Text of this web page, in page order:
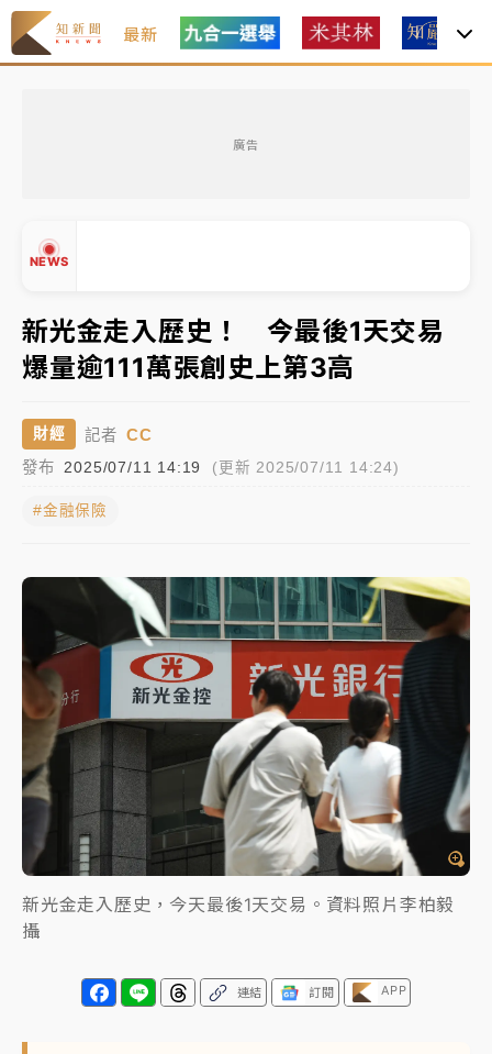
最新
廣告
NEWS
處置制度大變革！ 證交所今起縮短股票「關禁閉」天
才續任就飛美國大學面試 清大校長高為元致歉：機會
到來時引起我的好奇
地午後雷雨
分析｜ 7月營收甫首破單月9000億元下半年續旺指
中租控股7月營收創今年新高 前7月獲利成長6%
獨家｜
和欣客運總裁逝世！少東涉洗錢遭收押 戴手銬
腳鐐提前奔靈堂畫面曝
處置制度大變革！ 證交所今起縮短股票「關禁閉」天
數與撮合時間
才續任就飛美國大學面試 清大校長高為元致歉：機會
到來時引起我的好奇
地午後雷雨
標？ 鴻海本週法說法人關注的四大重點
新光金走入歷史！ 今最後1天交易
爆量逾111萬張創史上第3高
財經 記者 CC
發布 2025/07/11 14:19 (更新 2025/07/11 14:24)
#金融保險
新光金走入歷史，今天最後1天交易。資料照片李柏毅
攝
連結 訂閱 APP